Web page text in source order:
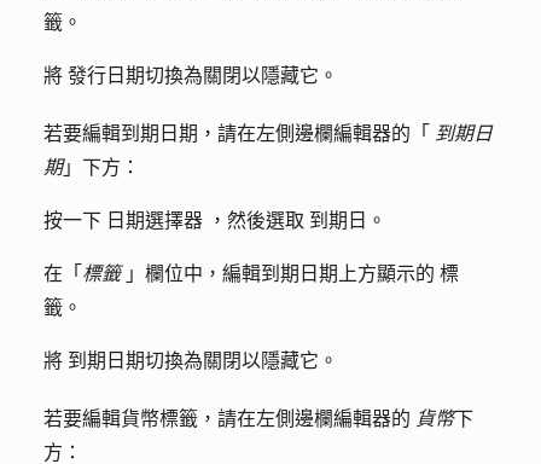
籤。
將 發行日期切換為關閉以隱藏它。
若要編輯到期日期，請在左側邊欄編輯器的「 到期日
期」下方：
按一下 日期選擇器 ，然後選取 到期日 。
在「 標籤」欄位中，編輯到期日期上方顯示的 標
籤。
將 到期日期切換為關閉以隱藏它。
若要編輯貨幣標籤，請在左側邊欄編輯器的 貨幣下
方：